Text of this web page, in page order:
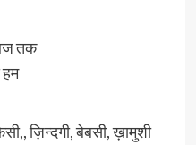
तक
ज़िन्दगी, बेबसी, ख़ामुशी